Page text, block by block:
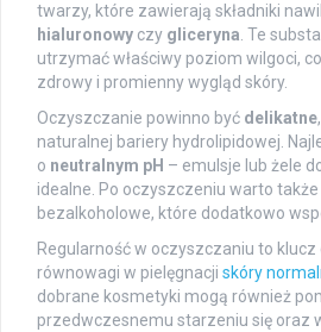
twarzy, które zawierają składniki
hialuronowy czy gliceryna. Te
utrzymać właściwy poziom wilgoci,
zdrowy i promienny wygląd skóry.
Oczyszczanie powinno być delikatne
naturalnej bariery hydrolipidowej.
o neutralnym pH – emulsje lub żele
idealne. Po oczyszczeniu warto
bezalkoholowe, które dodatkowo
Regularność w oczyszczaniu to
równowagi w pielęgnacji skóry
dobrane kosmetyki mogą również
przedwczesnemu starzeniu się oraz